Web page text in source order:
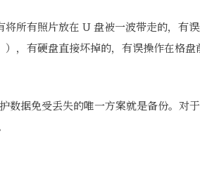
所有照片放在 U 盘被一波带走的，有
，有硬盘直接坏掉的，有误操作在格盘
数据免受丢失的唯一方案就是备份。对